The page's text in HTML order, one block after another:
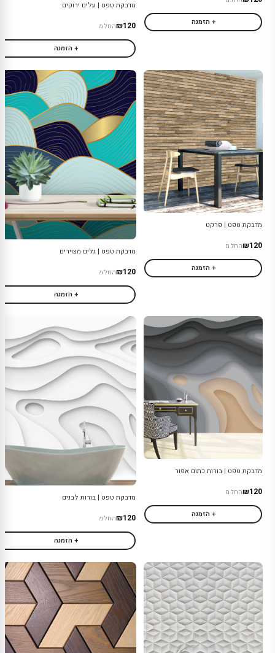
+ הזמנה
מדבקת טפט | עלים ירוקים
₪120החל מ
+ הזמנה
מדבקת טפט | פרקט
₪120החל מ
+ הזמנה
מדבקת טפט | גלים מצוירים
₪120החל מ
+ הזמנה
מדבקת טפט | בורות כתום אפור
₪120החל מ
+ הזמנה
מדבקת טפט | בורות לבנים
₪120החל מ
+ הזמנה